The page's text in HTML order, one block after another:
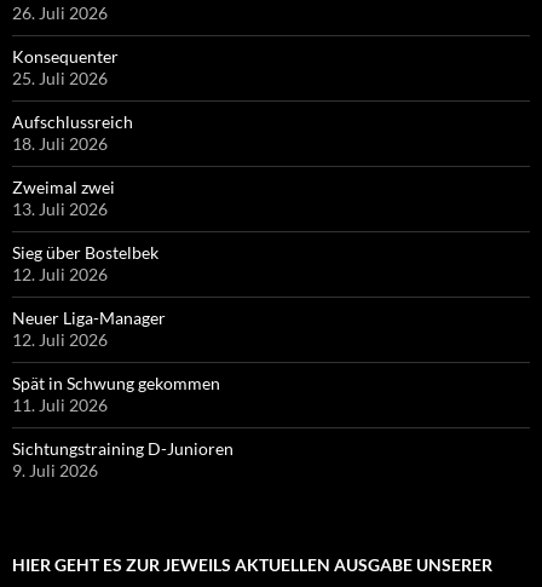
26. Juli 2026
Konsequenter
25. Juli 2026
Aufschlussreich
18. Juli 2026
Zweimal zwei
13. Juli 2026
Sieg über Bostelbek
12. Juli 2026
Neuer Liga-Manager
12. Juli 2026
Spät in Schwung gekommen
11. Juli 2026
Sichtungstraining D-Junioren
9. Juli 2026
HIER GEHT ES ZUR JEWEILS AKTUELLEN AUSGABE UNSERER